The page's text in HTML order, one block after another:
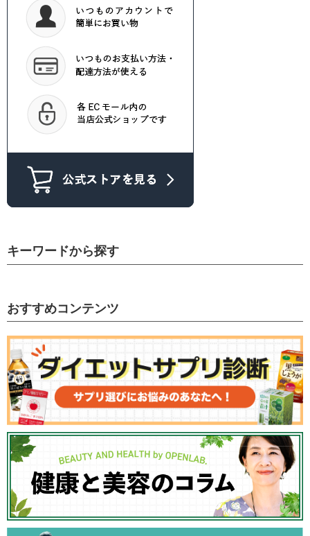
キーワードから探す
おすすめコンテンツ